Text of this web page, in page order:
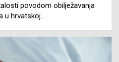
povodom obilježavanja
u hrvatskoj…